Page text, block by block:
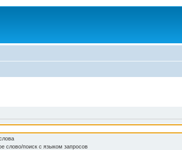
слово/поиск с языком запросов